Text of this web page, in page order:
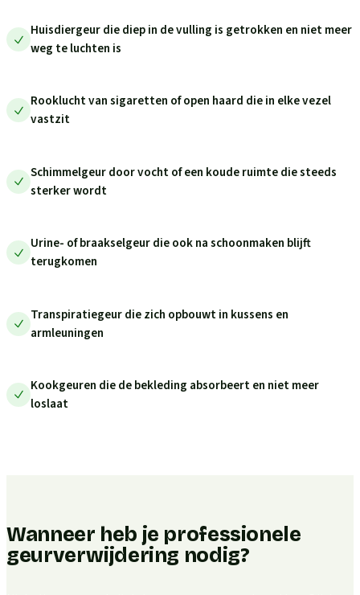
Huisdiergeur die diep in de vulling is getrokken en niet meer
weg te luchten is
Rooklucht van sigaretten of open haard die in elke vezel
vastzit
Schimmelgeur door vocht of een koude ruimte die steeds
sterker wordt
Urine- of braakselgeur die ook na schoonmaken blijft
terugkomen
Transpiratiegeur die zich opbouwt in kussens en
armleuningen
Kookgeuren die de bekleding absorbeert en niet meer
loslaat
Wanneer heb je professionele
geurverwijdering nodig?